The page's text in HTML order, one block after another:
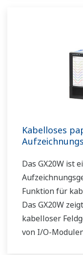
Kabelloses
Das GX20W ist
Funktion für
Das GX20W
kabelloser
von I/O-